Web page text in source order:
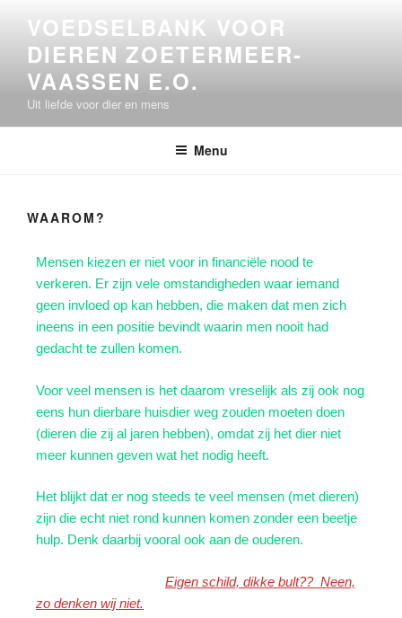
VOEDSELBANK VOOR
DIEREN ZOETERMEER-
VAASSEN E.O.
Uit liefde voor dier en mens
Menu
WAAROM?
Mensen kiezen er niet voor in financiële nood te
verkeren. Er zijn vele omstandigheden waar iemand
geen invloed op kan hebben, die maken dat men zich
ineens in een positie bevindt waarin men nooit had
gedacht te zullen komen.
Voor veel mensen is het daarom vreselijk als zij ook nog
eens hun dierbare huisdier weg zouden moeten doen
(dieren die zij al jaren hebben), omdat zij het dier niet
meer kunnen geven wat het nodig heeft.
Het blijkt dat er nog steeds te veel mensen (met dieren)
zijn die echt niet rond kunnen komen zonder een beetje
hulp. Denk daarbij vooral ook aan de ouderen.
Eigen schild, dikke bult?? Neen,
zo denken wij niet.